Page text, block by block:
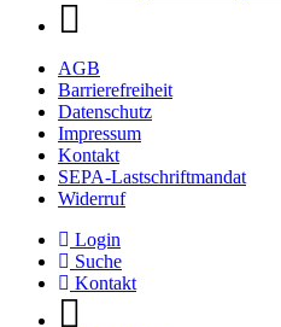
AGB
Barrierefreiheit
Datenschutz
Impressum
Kontakt
SEPA-Lastschriftmandat
Widerruf
Login
Suche
Kontakt